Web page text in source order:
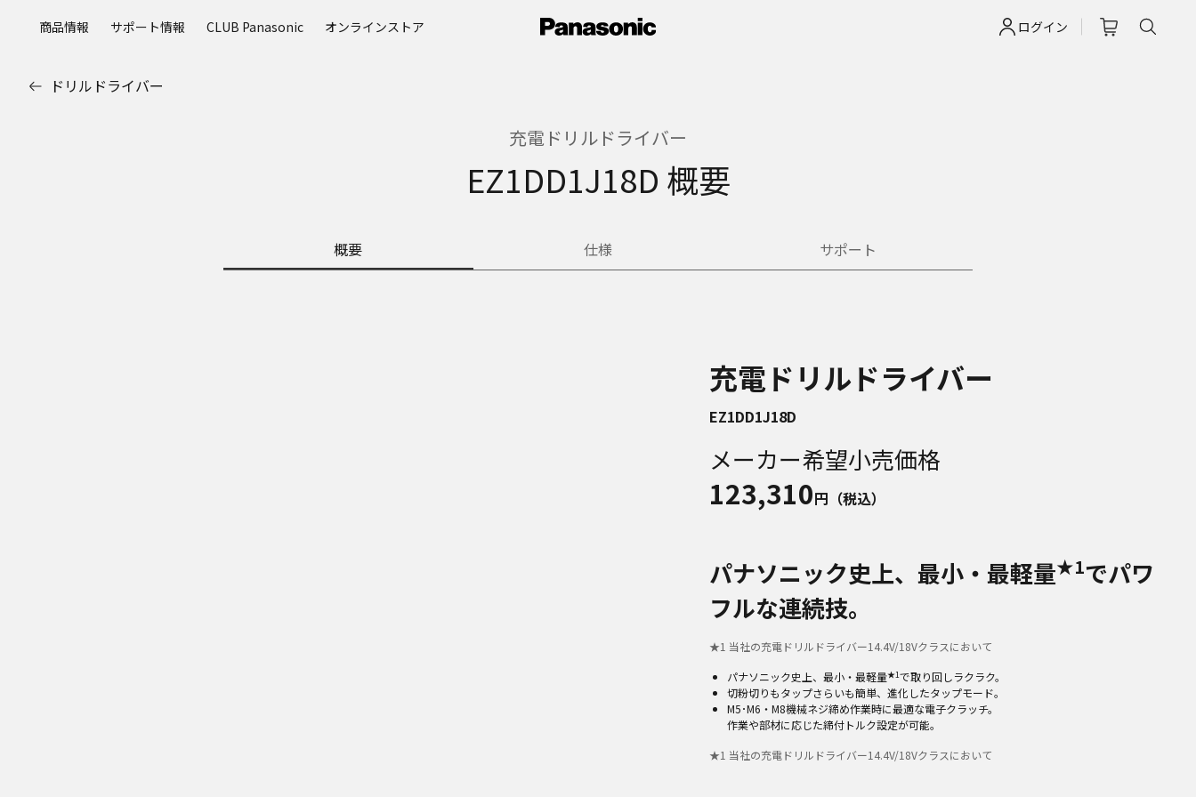
ログイン
商品情報 サポート情報 CLUB Panasonic オンラインストア
ドリルドライバー
充電ドリルドライバー
EZ1DD1J18D 概要
概要 仕様 サポート
充電ドリルドライバー
EZ1DD1J18D
メーカー希望小売価格
123,310円（税込）
パナソニック史上、最小・最軽量★1でパワ
フルな連続技。
★1 当社の充電ドリルドライバー14.4V/18Vクラスにおいて
パナソニック史上、最小・最軽量★1で取り回しラクラク。
切粉切りもタップさらいも簡単、進化したタップモード。
M5･M6・M8機械ネジ締め作業時に最適な電子クラッチ。
作業や部材に応じた締付トルク設定が可能。
★1 当社の充電ドリルドライバー14.4V/18Vクラスにおいて